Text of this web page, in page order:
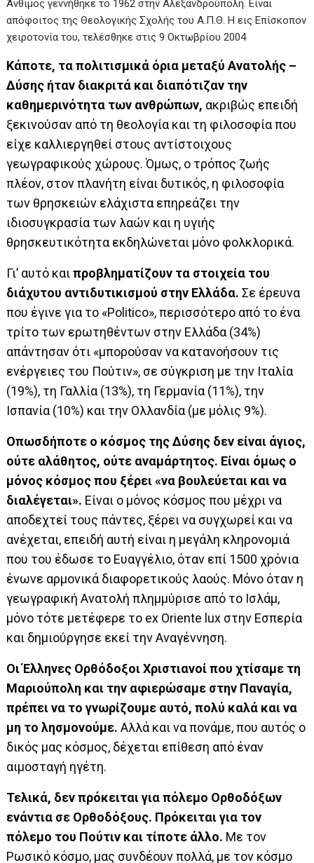
Άνθιμος γεννήθηκε το 1962 στην Αλεξανδρούπολη. Είναι
απόφοιτος της Θεολογικής Σχολής του Α.Π.Θ. Η εις Επίσκοπον
χειροτονία του, τελέσθηκε στις 9 Οκτωβρίου 2004
Κάποτε, τα πολιτισμικά όρια μεταξύ Ανατολής –
Δύσης ήταν διακριτά και διαπότιζαν την
καθημερινότητα των ανθρώπων, ακριβώς επειδή
ξεκινούσαν από τη θεολογία και τη φιλοσοφία που
είχε καλλιεργηθεί στους αντίστοιχους
γεωγραφικούς χώρους. Όμως, ο τρόπος ζωής
πλέον, στον πλανήτη είναι δυτικός, η φιλοσοφία
των θρησκειών ελάχιστα επηρεάζει την
ιδιοσυγκρασία των λαών και η υγιής
θρησκευτικότητα εκδηλώνεται μόνο φολκλορικά.
Γι’ αυτό καιπροβληματίζουν τα στοιχεία του
διάχυτου αντιδυτικισμού στην Ελλάδα. Σε έρευνα
που έγινε για το «Politico», περισσότερο από το ένα
τρίτο των ερωτηθέντων στην Ελλάδα (34%)
απάντησαν ότι «μπορούσαν να κατανοήσουν τις
ενέργειες του Πούτιν», σε σύγκριση με την Ιταλία
(19%), τη Γαλλία (13%), τη Γερμανία (11%), την
Ισπανία (10%) και την Ολλανδία (με μόλις 9%).
Οπωσδήποτε ο κόσμος της Δύσης δεν είναι άγιος,
ούτε αλάθητος, ούτε αναμάρτητος. Είναι όμως ο
μόνος κόσμος που ξέρει «να βουλεύεται και να
διαλέγεται». Είναι ο μόνος κόσμος που μέχρι να
αποδεχτεί τους πάντες, ξέρει να συγχωρεί και να
ανέχεται, επειδή αυτή είναι η μεγάλη κληρονομιά
που του έδωσε το Ευαγγέλιο, όταν επί 1500 χρόνια
ένωνε αρμονικά διαφορετικούς λαούς. Μόνο όταν η
γεωγραφική Ανατολή πλημμύρισε από το Ισλάμ,
μόνο τότε μετέφερε το ex Oriente lux στην Εσπερία
και δημιούργησε εκεί την Αναγέννηση.
Οι Έλληνες Ορθόδοξοι Χριστιανοί που χτίσαμε τη
Μαριούπολη και την αφιερώσαμε στην Παναγία,
πρέπει να το γνωρίζουμε αυτό, πολύ καλά και να
μη το λησμονούμε. Αλλά και να πονάμε, που αυτός ο
δικός μας κόσμος, δέχεται επίθεση από έναν
αιμοσταγή ηγέτη.
Τελικά, δεν πρόκειται για πόλεμο Ορθοδόξων
ενάντια σε Ορθοδόξους. Πρόκειται για τον
πόλεμο του Πούτιν και τίποτε άλλο. Με τον
Ρωσικό κόσμο, μας συνδέουν πολλά, με τον κόσμο